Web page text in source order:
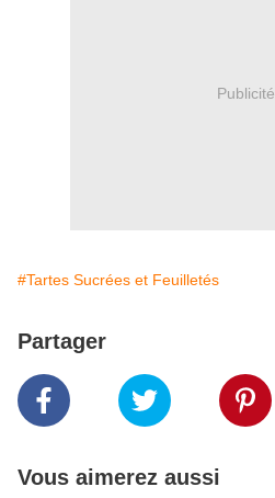
Publicité
#Tartes Sucrées et Feuilletés
Partager
Vous aimerez aussi